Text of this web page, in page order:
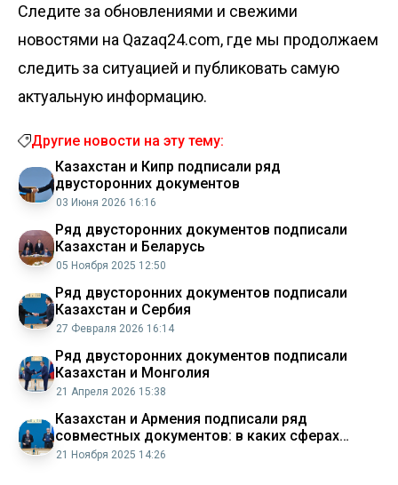
Следите за обновлениями и свежими
новостями на Qazaq24.com, где мы продолжаем
следить за ситуацией и публиковать самую
актуальную информацию.
Другие новости на эту тему:
Казахстан и Кипр подписали ряд
двусторонних документов
03 Июня 2026 16:16
Ряд двусторонних документов подписали
Казахстан и Беларусь
05 Ноября 2025 12:50
Ряд двусторонних документов подписали
Казахстан и Сербия
27 Февраля 2026 16:14
Ряд двусторонних документов подписали
Казахстан и Монголия
21 Апреля 2026 15:38
Казахстан и Армения подписали ряд
совместных документов: в каких сферах
будут сотрудничать страны
21 Ноября 2025 14:26